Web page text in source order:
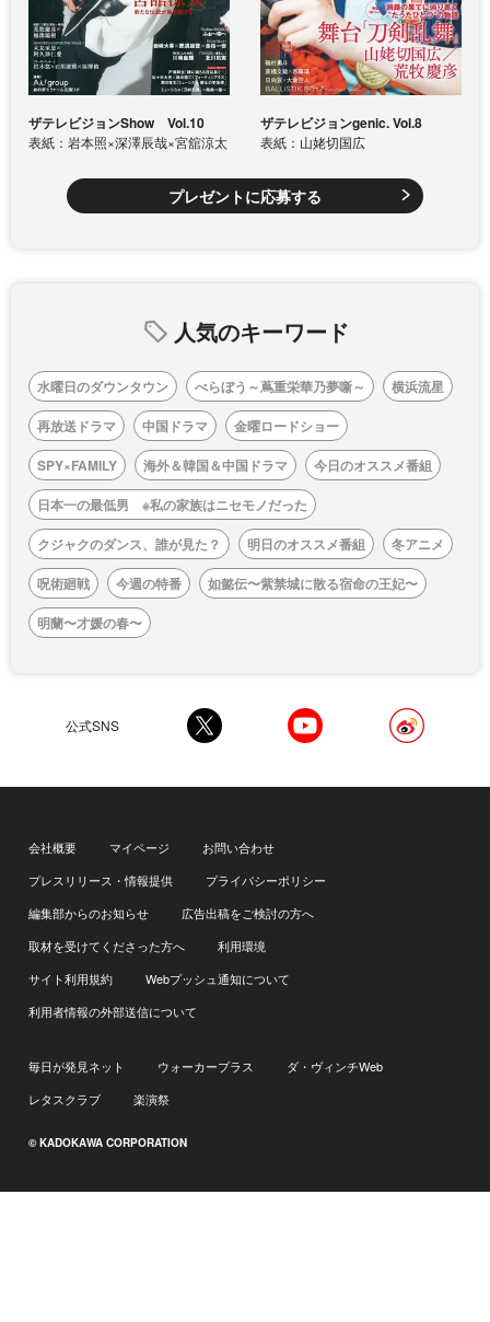
ザテレビジョンShow Vol.10
表紙：岩本照×深澤辰哉×宮舘涼太
ザテレビジョンgenic. Vol.8
表紙：山姥切国広
プレゼントに応募する
人気のキーワード
水曜日のダウンタウン べらぼう～蔦重栄華乃夢噺～
横浜流星
再放送ドラマ
中国ドラマ
金曜ロードショー
SPY×FAMILY
海外＆韓国＆中国ドラマ
今日のオススメ番組
日本一の最低男 ※私の家族はニセモノだった
クジャクのダンス、誰が見た？
明日のオススメ番組
冬アニメ
呪術廻戦
今週の特番
如懿伝〜紫禁城に散る宿命の王妃〜
明蘭〜才媛の春〜
公式SNS
会社概要 マイページ
お問い合わせ
プレスリリース・情報提供
プライバシーポリシー
編集部からのお知らせ
広告出稿をご検討の方へ
取材を受けてくださった方へ
利用環境
サイト利用規約
Webプッシュ通知について
利用者情報の外部送信について
毎日が発見ネット ウォーカープラス
ダ・ヴィンチWeb
レタスクラブ
楽演祭
© KADOKAWA CORPORATION